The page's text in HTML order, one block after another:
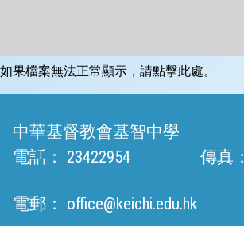
如果檔案無法正常顯示，請點擊此處。
中華基督教會基智中學
電話：
23422954 傳真：
電郵： office@keichi.edu.hk